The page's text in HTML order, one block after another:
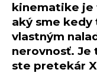
kinematike je
aký sme
vlastným
nerovnosť. Je
ste pretekár